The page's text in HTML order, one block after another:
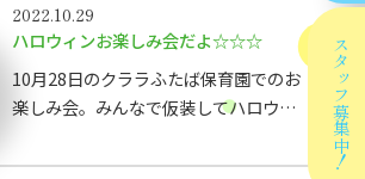
スタッフ
募集中！
2022.10.29
ハロウィンお楽しみ会だよ☆☆☆
10月28日のクララふたば保育園でのお
楽しみ会。みんなで仮装してハロウィン
ペープサートを楽しみました。さぁ、こ